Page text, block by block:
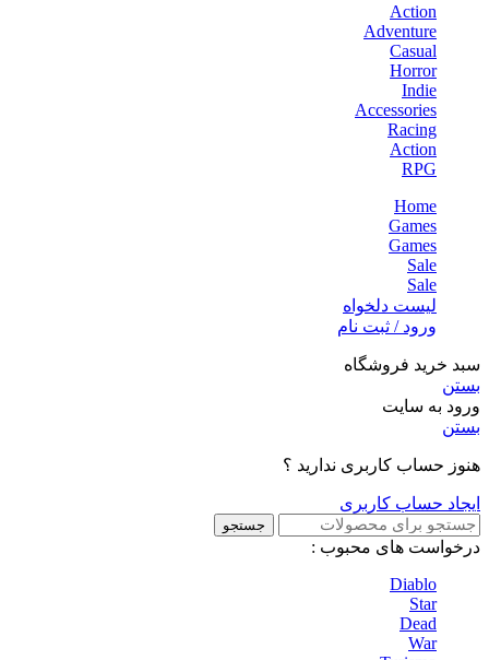
Action
Adventure
Casual
Horror
Indie
Accessories
Racing
Action
RPG
Home
Games
Games
Sale
Sale
لیست دلخواه
ورود / ثبت نام
سبد خرید فروشگاه
بستن
ورود به سایت
بستن
هنوز حساب کاربری ندارید ؟
ایجاد حساب کاربری
جستجو
درخواست های محبوب :
Diablo
Star
Dead
War